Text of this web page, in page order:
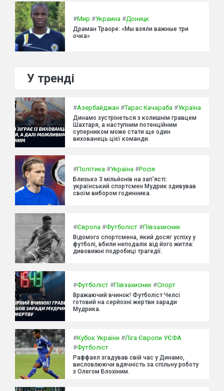
#Мир #Украина #Донецк
Драман Траоре: «Мы взяли важные три
очка»
У тренді
#Азербайджан #Тарас Качараба #Україна
Динамо зустрінеться з колишнім гравцем
Шахтаря, а наступним потенційним
суперником може стати ще один
вихованець цієї команди.
#Політика #Україна #Росія
Близько 3 мільйонів на зап'ясті:
український спортсмен Мудрик здивував
своїм вибором годинника.
#Європа #Футболіст #Півзахисник
Відомого спортсмена, який досяг успіху у
футболі, вбили неподалік від його житла:
дивовижні подробиці трагедії.
#Футболіст #Півзахисник #Спорт
Вражаючий вчинок! Футболіст Челсі
готовий на серйозні жертви заради
Мудрика.
#Кубок України #Ліга Європи УЄФА
#Футболіст
Раффаел згадував свій час у Динамо,
висловлюючи вдячність за спільну роботу
з Олегом Блохіним.